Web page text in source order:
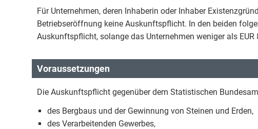
Für Unternehmen, deren Inhaberin oder Inhaber
Betriebseröffnung keine Auskunftspflicht. In den beiden
Auskunftspflicht, solange das Unternehmen weniger als
Voraussetzungen
Die Auskunftspflicht gegenüber dem Statistischen
des Bergbaus und der Gewinnung von Steinen und Erden,
des Verarbeitenden Gewerbes,